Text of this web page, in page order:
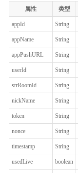
属性 类型
appId String
appName String
appPushURL String
userId String
strRoomId String
nickName String
token String
nonce String
timestamp String
usedLive boolean
体评价？